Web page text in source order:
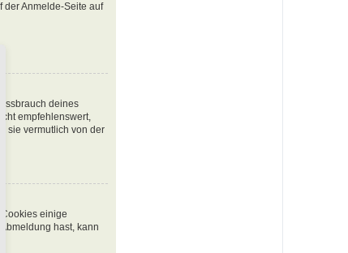
der Anmelde-Seite auf
deines
empfehlenswert,
sie vermutlich von der
einige
hast, kann